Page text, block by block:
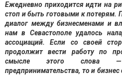
Ежедневно приходится идти на
стоп и быть готовыми к потерям.
диалог между бизнесменами и
нам в Севастополе удалось
ассоциаций. Если со своей
продолжит вести работу по
смысле этого слова —
предпринимательства, то и